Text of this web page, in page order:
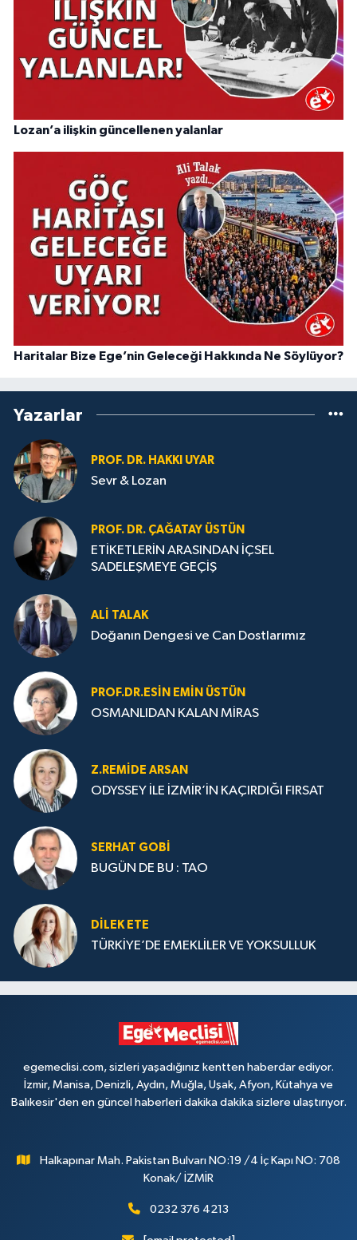
Lozan’a ilişkin güncellenen yalanlar
Haritalar Bize Ege’nin Geleceği Hakkında Ne Söylüyor?
Yazarlar
PROF. DR. HAKKI UYAR
Sevr & Lozan
PROF. DR. ÇAĞATAY ÜSTÜN
ETİKETLERİN ARASINDAN İÇSEL
SADELEŞMEYE GEÇİŞ
ALI TALAK
Doğanın Dengesi ve Can Dostlarımız
PROF.DR.ESIN EMIN ÜSTÜN
OSMANLIDAN KALAN MİRAS
Z.REMIDE ARSAN
ODYSSEY İLE İZMİR’İN KAÇIRDIĞI FIRSAT
SERHAT GOBİ
BUGÜN DE BU : TAO
DILEK ETE
TÜRKİYE’DE EMEKLİLER VE YOKSULLUK
egemeclisi.com, sizleri yaşadığınız kentten haberdar ediyor.
İzmir, Manisa, Denizli, Aydın, Muğla, Uşak, Afyon, Kütahya ve
Balıkesir'den en güncel haberleri dakika dakika sizlere ulaştırıyor.
Halkapınar Mah. Pakistan Bulvarı NO:19 /4 İç Kapı NO: 708
Konak/ İZMİR
0232 376 4213